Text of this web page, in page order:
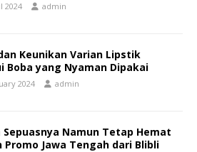
2024 admin
Keunikan Varian Lipstik
Boba yang Nyaman Dipakai
2024 admin
Sepuasnya Namun Tetap Hemat
Promo Jawa Tengah dari Blibli